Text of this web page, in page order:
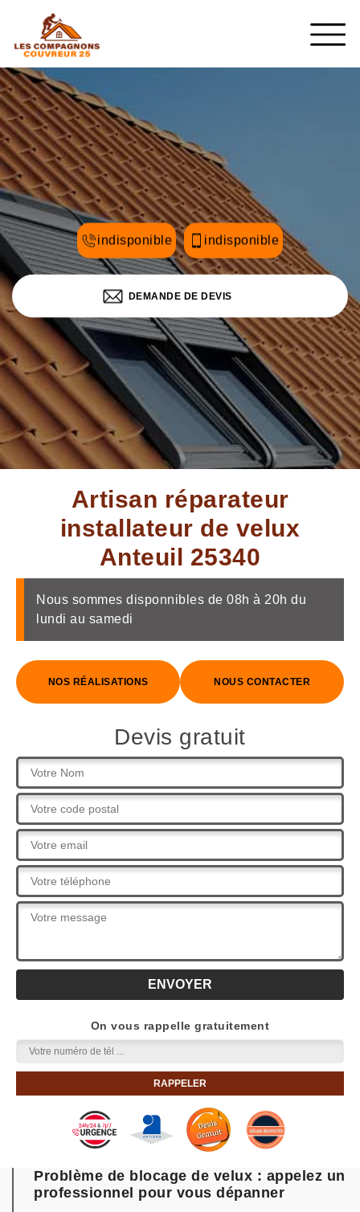
indisponible indisponible
DEMANDE DE DEVIS
Artisan réparateur
installateur de velux
Anteuil 25340
Nous sommes disponnibles de 08h à 20h du
lundi au samedi
NOS RÉALISATIONS NOUS CONTACTER
Devis gratuit
On vous rappelle gratuitement
Problème de blocage de velux : appelez un
professionnel pour vous dépanner